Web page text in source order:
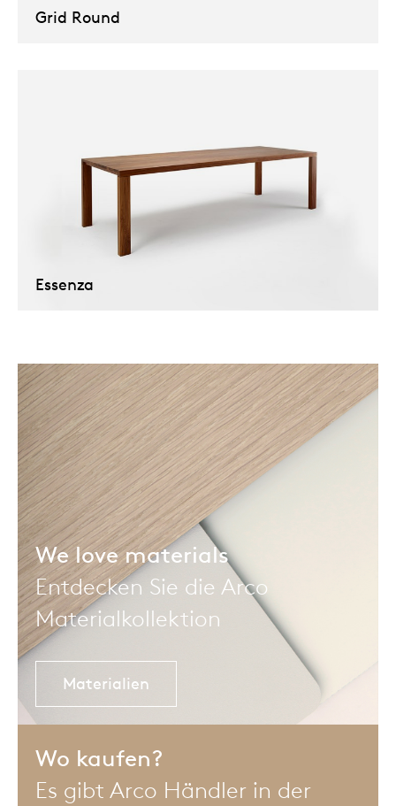
Grid Round
Essenza
We love materials
Entdecken Sie die Arco
Materialkollektion
Materialien
Wo kaufen?
Es gibt Arco Händler in der